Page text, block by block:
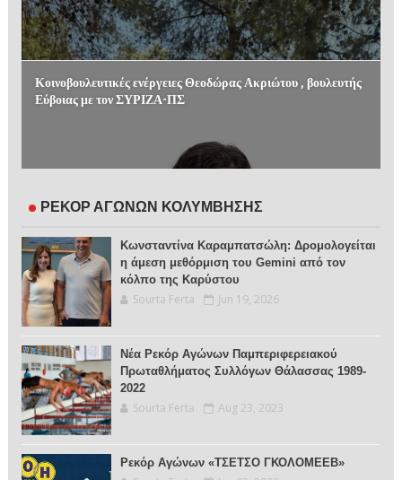
Κοινοβουλευτικές ενέργειες Θεοδώρας Ακριώτου , βουλευτής
Εύβοιας με τον ΣΥΡΙΖΑ-ΠΣ
ΡΕΚΟΡ ΑΓΩΝΩΝ ΚΟΛΥΜΒΗΣΗΣ
Κωνσταντίνα Καραμπατσώλη: Δρομολογείται
η άμεση μεθόρμιση του Gemini από τον
κόλπο της Καρύστου
Sourta Ferta Jun 19, 2026
Νέα Ρεκόρ Αγώνων Παμπεριφερειακού
Πρωταθλήματος Συλλόγων Θάλασσας 1989-
2022
Sourta Ferta Aug 23, 2023
Ρεκόρ Αγώνων «ΤΣΕΤΣΟ ΓΚΟΛΟΜΕΕΒ»